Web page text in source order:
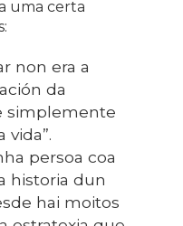
uma certa
non era a
da
simplemente
vida”.
persoa coa
historia dun
hai moitos